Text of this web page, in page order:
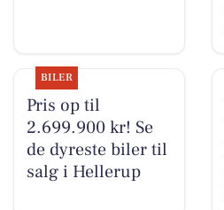
BILER
Pris op til
2.699.900 kr! Se
de dyreste biler til
salg i Hellerup